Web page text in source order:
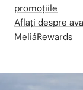
promoțiile
Aflați despre
MeliáRewards